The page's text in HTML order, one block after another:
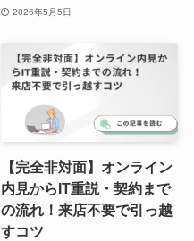
2026年5月5日
【完全非対面】オンライン
内見からIT重説・契約まで
の流れ！来店不要で引っ越
すコツ